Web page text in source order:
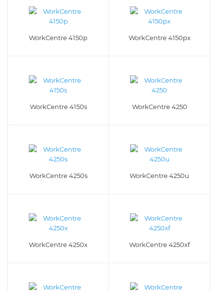
WorkCentre 4150p WorkCentre 4150px
WorkCentre 4150s WorkCentre 4250
WorkCentre 4250s WorkCentre 4250u
WorkCentre 4250x WorkCentre 4250xf